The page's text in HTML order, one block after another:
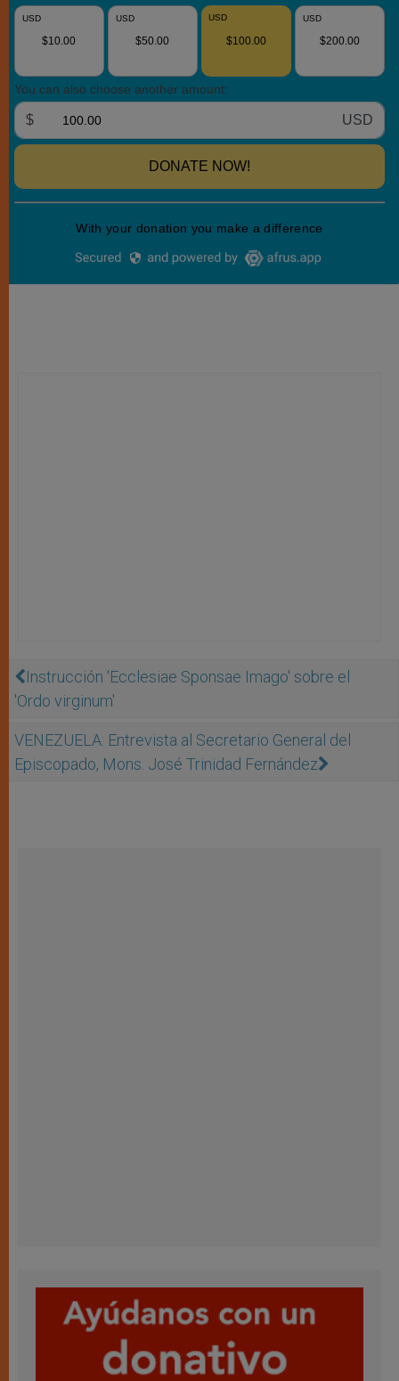
Instrucción 'Ecclesiae Sponsae Imago' sobre el
'Ordo virginum'
VENEZUELA: Entrevista al Secretario General del
Episcopado, Mons. José Trinidad Fernández